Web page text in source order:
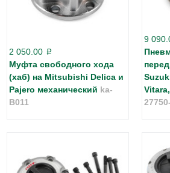
2 050.00 p
Муфта свободного хода
(хаб) на Mitsubishi Delica и
Pajero механический ka-
B011
9